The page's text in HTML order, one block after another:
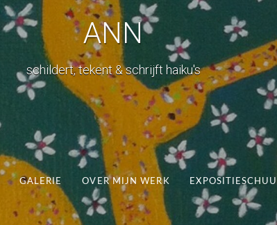
ANN
schildert, tekent & schrijft haiku's
GALERIE OVER MIJN WERK